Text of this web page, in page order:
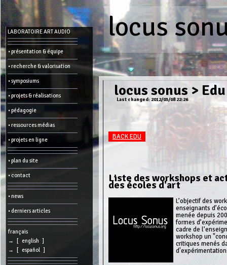
LABORATOIRE ART AUDIO
• présentation & équipe
• recherche & valorisation
• symposiums
• projets & réalisations
• pédagogie
• ressources médias
• projets en ligne
• plan du site
• contact
• news
• derniers articles
français
→ [ english ]
→ [ español ]
locus
locus sonus >
Last changed: 2012/03/08 22:26
BACK EDU
Liste des workshops et
des écoles d'art
L’objectif des
enseignants
menée depuis
formes
cadre de
workshop un
critiques menés
Menu
-
Admin
Recent
changes
Article:
Edit
Wiki
History
Créer
une
page
Admin
Other:
all
pages
Erase
cookies
Search: